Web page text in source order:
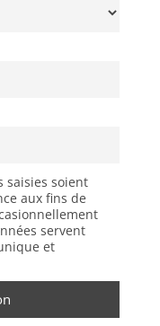
saisies soient
aux fins de
servent
et